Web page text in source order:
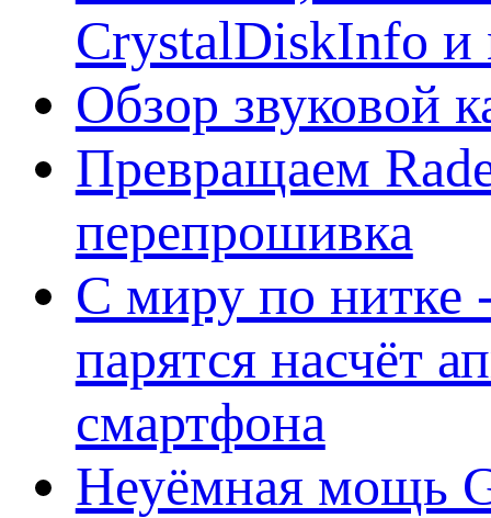
CrystalDiskInfo и
Обзор звуковой
Превращаем
перепрошивка
С миру по нитке
парятся насчёт
смартфона
Неуёмная мощь